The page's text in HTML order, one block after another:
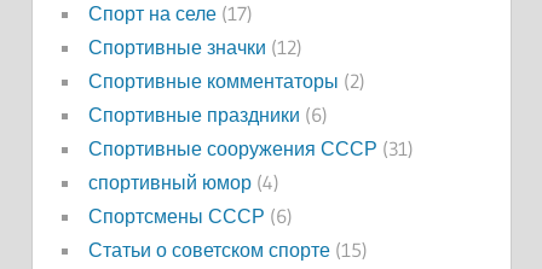
Спорт на селе(17)
Спортивные значки (12)
Спортивные комментаторы (2)
Спортивные праздники (6)
Спортивные сооружения СССР (31)
спортивный юмор(4)
Спортсмены СССР (6)
Статьи о советском спорте(15)